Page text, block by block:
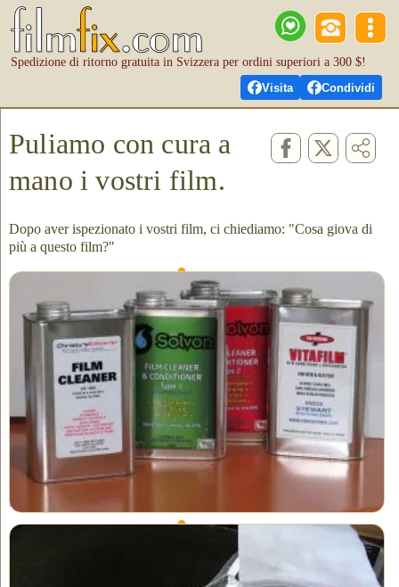
Visita Condividi
Spedizione di ritorno gratuita in Svizzera per ordini superiori a 300 $!
Puliamo con cura a
mano i vostri film.
Dopo aver ispezionato i vostri film, ci chiediamo: "Cosa giova di
più a questo film?"
I marchi professionali che utilizziamo per pulire i vostri film
sono: "VitaFilm", 2 tipi di "Solvon", il pulitore per film di
Christy e "FilmRenew."
Nei nostri 13 anni di esperienza, abbiamo notato che tutti i film
traggono vantaggio dalla pulizia, anche quelli appena usciti dal
laboratorio! Molti film non richiedono cure particolari, una pulizia
a mano accurata è sufficiente. Altri film, seppur rari, richiedono
una soluzione costosa per film chiamata "FilmRenew" (non
mostrata qui).
Nota: Non usiamo mai "VitaFilm" per pulire i film che sono stati
giuntati con il nastro, perché dissolve il nastro.
Abbiamo eccellenti pratiche di pulizia: cominciamo con mani
pulite (da qui i guanti), superfici pulite e panni di pulizia freschi.
Questi accorgimenti fanno una differenza importante.